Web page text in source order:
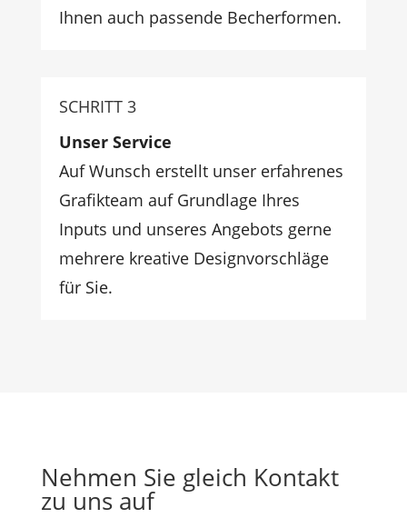
Ihnen auch passende Becherformen.
SCHRITT 3
Unser Service
Auf Wunsch erstellt unser erfahrenes
Grafikteam auf Grundlage Ihres
Inputs und unseres Angebots gerne
mehrere kreative Designvorschläge
für Sie.
Nehmen Sie gleich Kontakt
zu uns auf